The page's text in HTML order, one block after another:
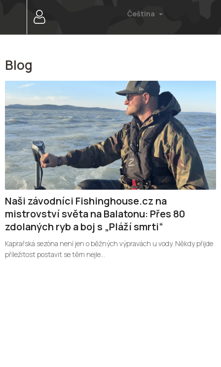
Čeština
Blog
V
ý
p
i
s
č
l
á
n
k
ů
Naši závodníci Fishinghouse.cz na
mistrovství světa na Balatonu: Přes 80
zdolaných ryb a boj s „Pláží smrti“
Kaprařská sezóna není jen o běžných výpravách u vody. Někdy přijde
příležitost postavit se těm nejle...